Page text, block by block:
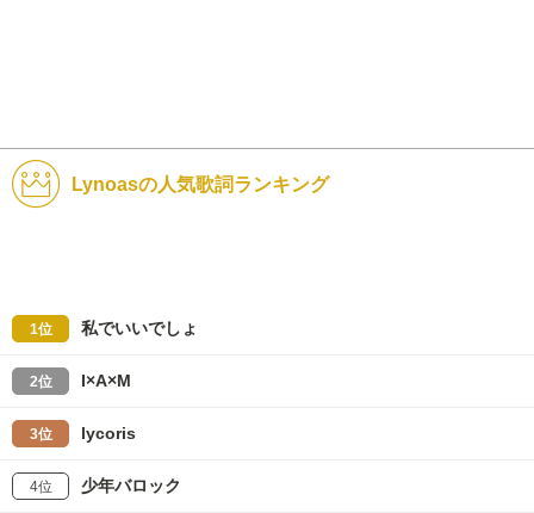
Lynoasの人気歌詞ランキング
1位 私でいいでしょ
2位 I×A×M
3位 lycoris
4位 少年バロック